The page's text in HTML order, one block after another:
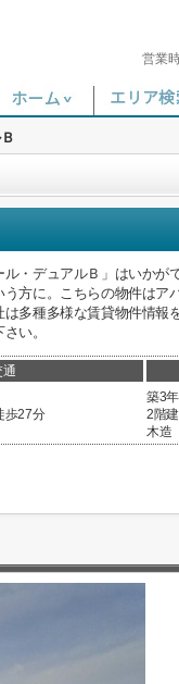
営業
・デュアルＢ」はいかが
方に。こちらの物件はア
多種多様な賃貸物件情報
い。
通
歩27分
築3年
2階建
木造